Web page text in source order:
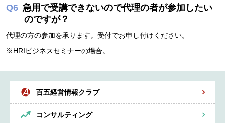
急用で受講できないので代理の者が参加したい
のですが？
代理の方の参加を承ります。受付でお申し付けください。
※HRIビジネスセミナーの場合。
百五経営情報クラブ
コンサルティング